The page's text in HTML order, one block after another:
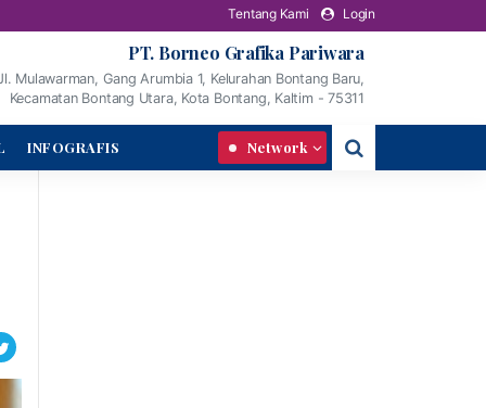
Tentang Kami Login
PT. Borneo Grafika Pariwara
Mulawarman, Gang Arumbia 1, Kelurahan Bontang Baru,
Kecamatan Bontang Utara, Kota Bontang, Kaltim - 75311
INFOGRAFIS Network